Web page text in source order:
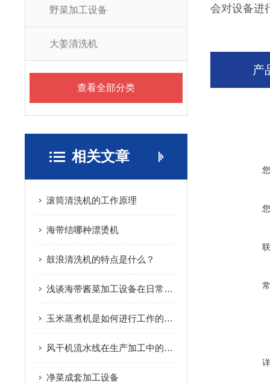
野菜加工设备
大姜清洗机
查看全部分类
相关文章
滚筒清洗机的工作原理
海带结哪种漂烫机
鼓浪清洗机的特点是什么？
浅谈海带酱菜加工设备在日常生活中的重要性
玉米蒸煮机是如何进行工作的您知道吗？
风干机流水线在生产加工中的优点
净菜成套加工设备
会对设备进
产